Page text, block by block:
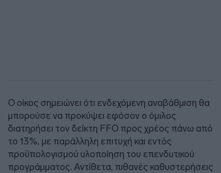
Ο οίκος σημειώνει ότι ενδεχόμενη αναβάθμιση θα
μπορούσε να προκύψει εφόσον ο όμιλος
διατηρήσει τον δείκτη FFO προς χρέος πάνω από
το 13%, με παράλληλη επιτυχή και εντός
προϋπολογισμού υλοποίηση του επενδυτικού
προγράμματος. Αντίθετα, πιθανές καθυστερήσεις